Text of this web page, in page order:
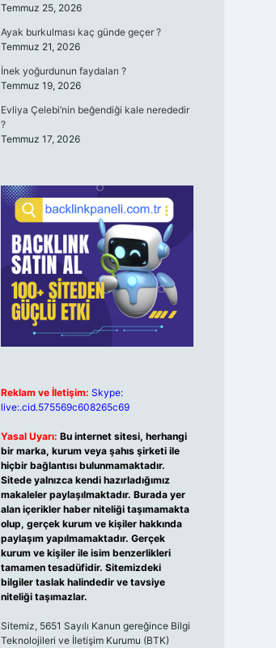
Temmuz 25, 2026
Ayak burkulması kaç günde geçer ?
Temmuz 21, 2026
İnek yoğurdunun faydaları ?
Temmuz 19, 2026
Evliya Çelebi’nin beğendiği kale nerededir
?
Temmuz 17, 2026
Reklam ve İletişim: Skype:
live:.cid.575569c608265c69
Yasal Uyarı: Bu internet sitesi, herhangi
bir marka, kurum veya şahıs şirketi ile
hiçbir bağlantısı bulunmamaktadır.
Sitede yalnızca kendi hazırladığımız
makaleler paylaşılmaktadır. Burada yer
alan içerikler haber niteliği taşımamakta
olup, gerçek kurum ve kişiler hakkında
paylaşım yapılmamaktadır. Gerçek
kurum ve kişiler ile isim benzerlikleri
tamamen tesadüfidir. Sitemizdeki
bilgiler taslak halindedir ve tavsiye
niteliği taşımazlar.
Sitemiz, 5651 Sayılı Kanun gereğince Bilgi
Teknolojileri ve İletişim Kurumu (BTK)